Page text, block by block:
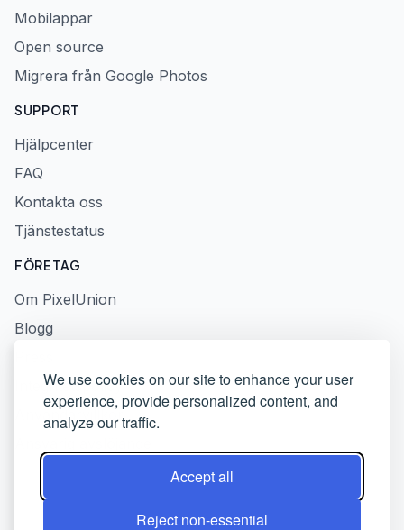
We use cookies on our site to enhance your user
experience, provide personalized content, and
analyze our traffic.
Accept all
Reject non-essential
Mobilappar
Open source
Migrera från Google Photos
SUPPORT
Hjälpcenter
FAQ
Kontakta oss
Tjänstestatus
FÖRETAG
Om PixelUnion
Blogg
Integritetspolicy
Användarvillkor